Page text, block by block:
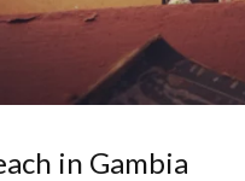
in Gambia